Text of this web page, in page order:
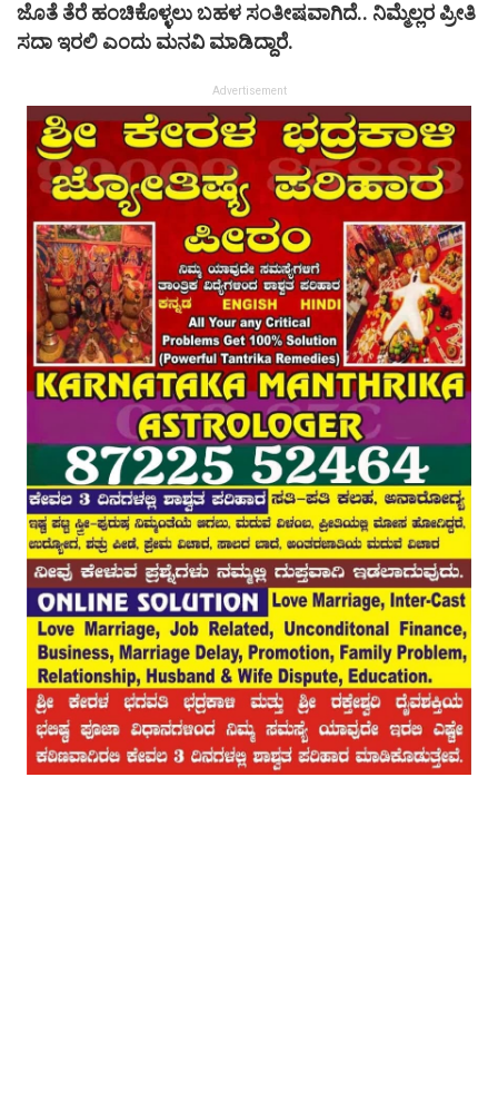
ಜೊತೆ ತೆರೆ ಹಂಚಿಕೊಳ್ಳಲು ಬಹಳ ಸಂತೀಷವಾಗಿದೆ.. ನಿಮ್ಮೆಲ್ಲರ ಪ್ರೀತಿ
ಸದಾ ಇರಲಿ ಎಂದು ಮನವಿ ಮಾಡಿದ್ದಾರೆ.
Advertisement